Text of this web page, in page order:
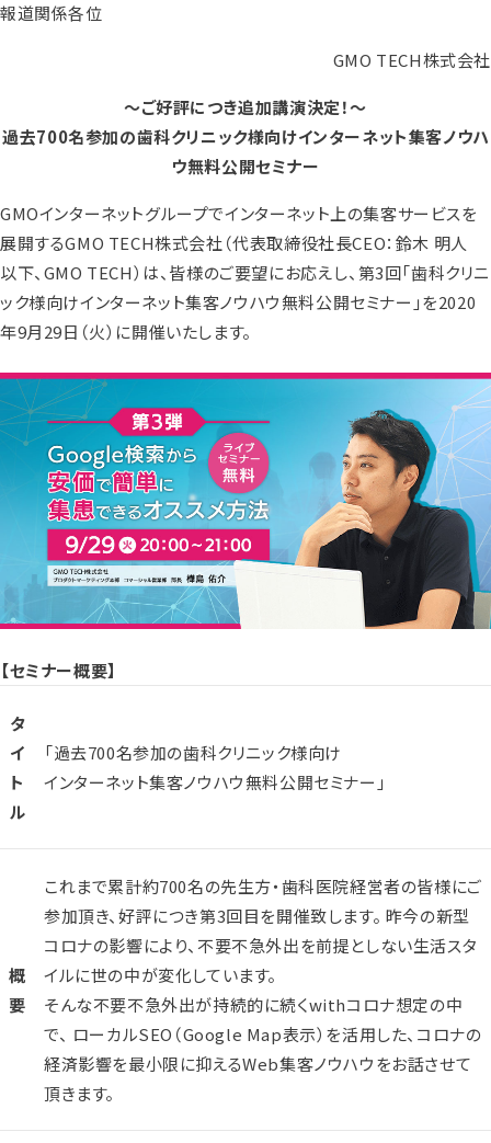
報道関係各位
GMO TECH株式会社
～ご好評につき追加講演決定！～
過去700名参加の歯科クリニック様向けインターネット集客ノウハ
ウ無料公開セミナー
GMOインターネットグループでインターネット上の集客サービスを
展開するGMO TECH株式会社（代表取締役社長CEO：鈴木 明人
以下、GMO TECH）は、皆様のご要望にお応えし、第3回「歯科クリニ
ック様向けインターネット集客ノウハウ無料公開セミナー」を2020
年9月29日（火）に開催いたします。
【セミナー概要】
タ
イ
ト
ル
「過去700名参加の歯科クリニック様向け
インターネット集客ノウハウ無料公開セミナー」
概
要
これまで累計約700名の先生方・歯科医院経営者の皆様にご
参加頂き、好評につき第3回目を開催致します。 昨今の新型
コロナの影響により、不要不急外出を前提としない生活スタ
イルに世の中が変化しています。
そんな不要不急外出が持続的に続くwithコロナ想定の中
で、 ローカルSEO（Google Map表示）を活用した、コロナの
経済影響を最小限に抑えるWeb集客ノウハウをお話させて
頂きます。